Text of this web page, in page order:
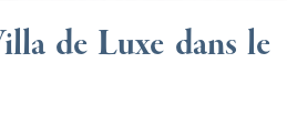
de Luxe dans le